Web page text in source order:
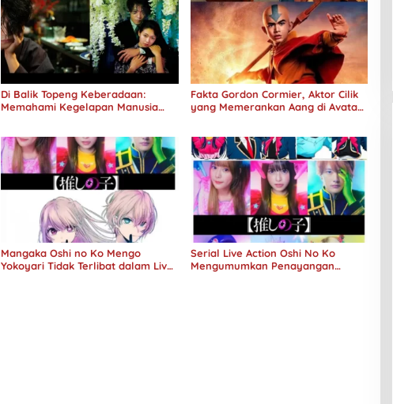
Di Balik Topeng Keberadaan:
Memahami Kegelapan Manusia
Fakta Gordon Cormier, Aktor Cilik
yang Memerankan Aang di Avatar
Mangaka Oshi no Ko Mengo
Yokoyari Tidak Terlibat dalam Live
Serial Live Action Oshi No Ko
Mengumumkan Penayangan